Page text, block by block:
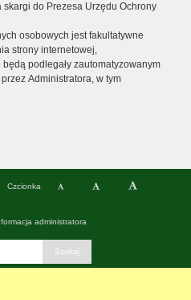
do Prezesa Urzędu Ochrony
osobowych jest fakultatywne
strony internetowej,
podlegały zautomatyzowanym
Administratora, w tym
Czcionka
administratora